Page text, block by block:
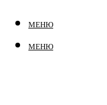
МЕНЮ
МЕНЮ